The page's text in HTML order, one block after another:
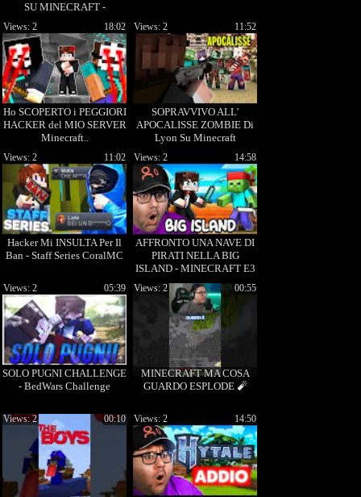
SU MINECRAFT -
EPISODIO XXL
Ho SCOPERTO i PEGGIORI
HACKER del MIO SERVER
Minecraft..
18:02
Views: 2
SOPRAVVIVO ALL'
APOCALISSE ZOMBIE Di
Lyon Su Minecraft
11:52
Views: 2
Hacker Mi INSULTA Per Il
Ban - Staff Series CoralMC
11:02
Views: 2
AFFRONTO UNA NAVE DI
PIRATI NELLA BIG
ISLAND - MINECRAFT E3
14:58
Views: 2
SOLO PUGNI CHALLENGE
- BedWars Challenge
05:39
Views: 2
MINECRAFT MA COSA
GUARDO ESPLODE 🧨
00:55
Views: 2
00:10
Views: 2 14:50
Views: 2